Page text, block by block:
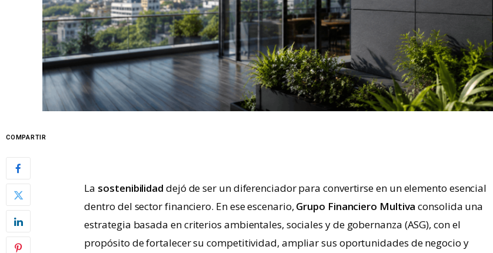
COMPARTIR
La sostenibilidad dejó de ser un diferenciador para convertirse en un elemento esencial
dentro del sector financiero. En ese escenario, Grupo Financiero Multiva consolida una
estrategia basada en criterios ambientales, sociales y de gobernanza (ASG), con el
propósito de fortalecer su competitividad, ampliar sus oportunidades de negocio y